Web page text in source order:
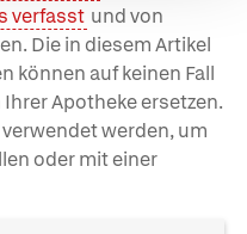
verfasst und von
Die in diesem Artikel
können auf keinen Fall
Apotheke ersetzen.
werden, um
oder mit einer